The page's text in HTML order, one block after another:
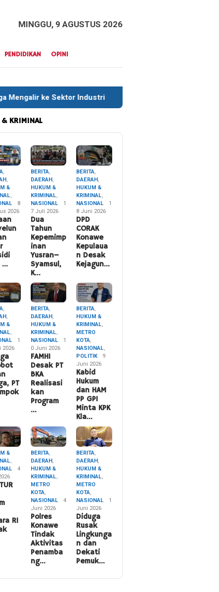
MINGGU, 9 AGUSTUS 2026
PENDIDIKAN OPINI
Sekitar 35 Ribu Peserta Meriahkan Defile
& KRIMINAL
,
,
&
,
8
2026
…
BERITA,
DAERAH,
HUKUM &
KRIMINAL,
NASIONAL
1
7 Juli 2026
Dua
Tahun
Kepemimp
inan
Yusran–
Syamsul,
K…
BERITA,
DAERAH,
HUKUM &
KRIMINAL,
NASIONAL
1
8 Juni 2026
DPD
CORAK
Konawe
Kepulaua
n Desak
Kejagun…
,
,
&
,
1
2026
PT
BERITA,
DAERAH,
HUKUM &
KRIMINAL,
NASIONAL
1
0 Juni 2026
FAMHI
Desak PT
BKA
Realisasi
kan
Program
…
BERITA,
HUKUM &
KRIMINAL,
METRO
KOTA,
NASIONAL,
POLITIK
9
Juni 2026
Kabid
Hukum
dan HAM
PP GPI
Minta KPK
Kla…
&
,
4
RI
BERITA,
DAERAH,
HUKUM &
KRIMINAL,
METRO
KOTA,
NASIONAL
4
Juni 2026
Polres
Konawe
Tindak
Aktivitas
Penamba
ng…
BERITA,
DAERAH,
HUKUM &
KRIMINAL,
METRO
KOTA,
NASIONAL
1
Juni 2026
Diduga
Rusak
Lingkunga
n dan
Dekati
Pemuk…